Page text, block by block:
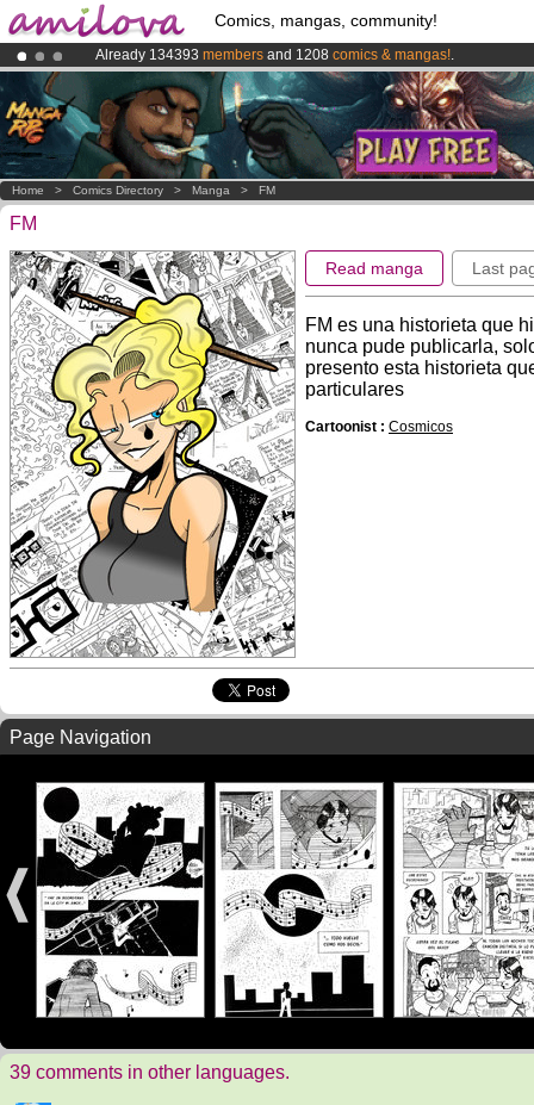
Comics, mangas, community!
Already 134393 members and 1208 comics & mangas!.
Premium membership from3.95 eurosper month !Get membership
AmilovaKickstarter is now LIVE!.
Home > Comics Directory > Manga > FM
FM
Read manga Last
FM es una historieta que
nunca pude publicarla,
presento esta historieta
particulares
Cartoonist : Cosmicos
Page Navigation
39 comments in other languages.